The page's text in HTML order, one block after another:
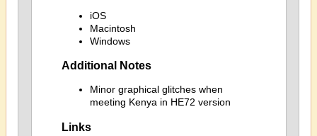
iOS
Macintosh
Windows
Additional Notes
Minor graphical glitches when
meeting Kenya in HE72 version
Links